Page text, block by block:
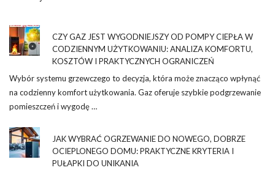
CZY GAZ JEST WYGODNIEJSZY OD POMPY CIEPŁA W
CODZIENNYM UŻYTKOWANIU: ANALIZA KOMFORTU,
KOSZTÓW I PRAKTYCZNYCH OGRANICZEŃ
Wybór systemu grzewczego to decyzja, która może znacząco wpłynąć
na codzienny komfort użytkowania. Gaz oferuje szybkie podgrzewanie
pomieszczeń i wygodę …
JAK WYBRAĆ OGRZEWANIE DO NOWEGO, DOBRZE
OCIEPLONEGO DOMU: PRAKTYCZNE KRYTERIA I
PUŁAPKI DO UNIKANIA